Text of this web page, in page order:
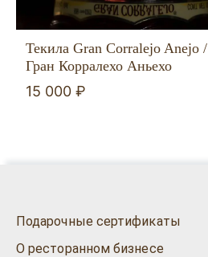
Текила Gran Corralejo Anejo /
Гран Корралехо Аньехо
15 000 ₽
Подарочные сертификаты
О ресторанном бизнесе